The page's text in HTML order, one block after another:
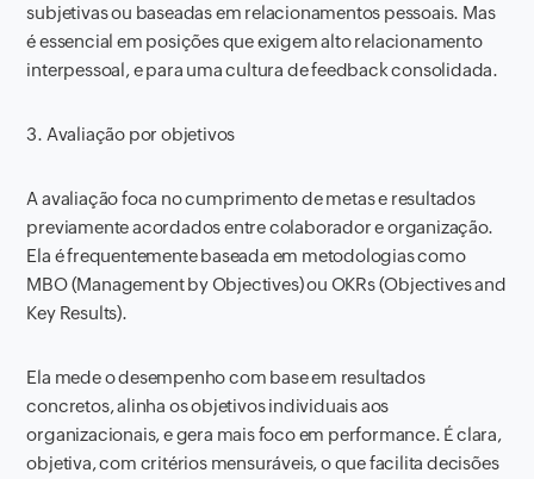
subjetivas ou baseadas em relacionamentos pessoais. Mas
é essencial em posições que exigem alto relacionamento
interpessoal, e para uma cultura de feedback consolidada.
3. Avaliação por objetivos
A avaliação foca no cumprimento de metas e resultados
previamente acordados entre colaborador e organização.
Ela é frequentemente baseada em metodologias como
MBO (Management by Objectives) ou OKRs (Objectives and
Key Results).
Ela mede o desempenho com base em resultados
concretos, alinha os objetivos individuais aos
organizacionais, e gera mais foco em performance. É clara,
objetiva, com critérios mensuráveis, o que facilita decisões